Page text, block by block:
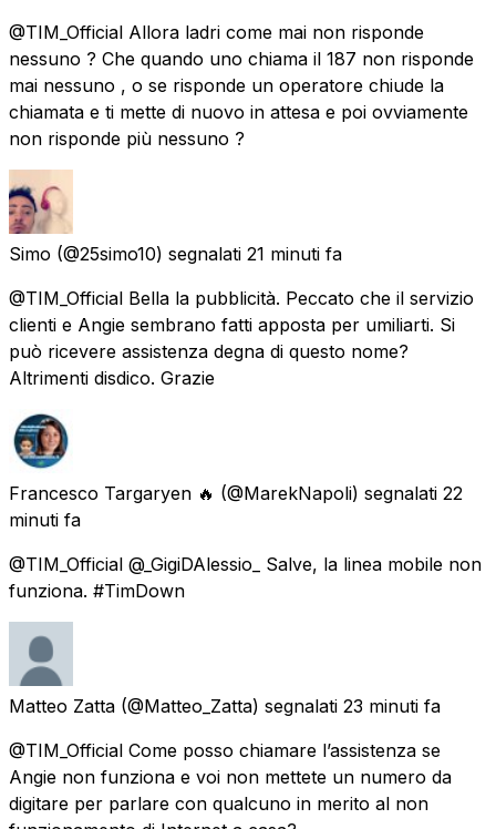
@TIM_Official Allora ladri come mai non risponde
nessuno ? Che quando uno chiama il 187 non risponde
mai nessuno , o se risponde un operatore chiude la
chiamata e ti mette di nuovo in attesa e poi ovviamente
non risponde più nessuno ?
Simo (@25simo10) segnalati 21 minuti fa
@TIM_Official Bella la pubblicità. Peccato che il servizio
clienti e Angie sembrano fatti apposta per umiliarti. Si
può ricevere assistenza degna di questo nome?
Altrimenti disdico. Grazie
Francesco Targaryen 🔥 (@MarekNapoli) segnalati 22
minuti fa
@TIM_Official @_GigiDAlessio_ Salve, la linea mobile non
funziona. #TimDown
Matteo Zatta (@Matteo_Zatta) segnalati 23 minuti fa
@TIM_Official Come posso chiamare l’assistenza se
Angie non funziona e voi non mettete un numero da
digitare per parlare con qualcuno in merito al non